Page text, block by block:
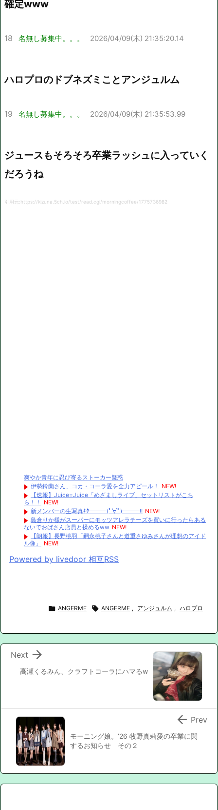
確定www
18 名無し募集中。。。 2026/04/09(木) 21:35:20.14
ハロプロのドブネズミことアンジュルム
19 名無し募集中。。。 2026/04/09(木) 21:35:53.99
ジュースもそろそろ卒業ラッシュに入っていく
だろうね
引用元:https://kizuna.5ch.io/test/read.cgi/morningcoffee/1775736982
爽やか青年に忍び寄るストーカー疑惑
伊勢鈴蘭さん、コカ・コーラ愛を全力アピール！
NEW!
【速報】Juice=Juice「めざましライブ」セットリストがこち
ら！！
NEW!
新メンバーの生写真ｷﾀ━━━(ﾟ∀ﾟ)━━━!! NEW!
島倉りか様がスーパーにモッツアレラチーズを買いに行ったらある
ないでおばさん店員と揉めるww NEW!
【朗報】長野桃羽「嗣永桃子さんと道重さゆみさんが理想のアイド
ル像」
NEW!
Powered by livedoor 相互RSS
 ANGERME  ANGERME , アンジュルム , ハロプロ
高瀬くるみん、クラフトコーラにハマるw

Next
モーニング娘。’26 牧野真莉愛の卒業に関
するお知らせ その２
 Prev